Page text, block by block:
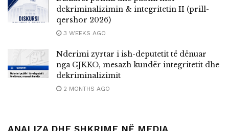
dekriminalizimin & integritetin II (prill-
qershor 2026)
3 WEEKS AGO
Nderimi zyrtar i ish-deputetit të dënuar
nga GJKKO, mesazh kundër integritetit dhe
dekriminalizimit
2 MONTHS AGO
ANALIZA DHE SHKRIME NË MEDIA